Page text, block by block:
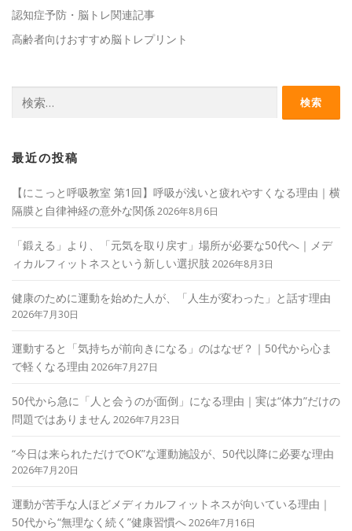
認知症予防・脳トレ関連記事
高齢者向けおすすめ脳トレプリント
索:
最近の投稿
【にこっと呼吸教室 第1回】呼吸が浅いと疲れやすくなる理由｜横
隔膜と自律神経の意外な関係2026年8月6日
「鍛える」より、「元気を取り戻す」場所が必要な50代へ｜メデ
ィカルフィットネスという新しい選択肢 2026年8月3日
健康のために運動を始めた人が、「人生が変わった」と話す理由
2026年7月30日
運動すると「気持ちが前向きになる」のはなぜ？｜50代から心ま
で軽くなる理由 2026年7月27日
50代から急に「人と会うのが面倒」になる理由｜実は“体力”だけの
問題ではありません 2026年7月23日
“今日は来られただけでOK”な運動施設が、50代以降に必要な理由
2026年7月20日
運動が苦手な人ほどメディカルフィットネスが向いている理由｜
50代から“無理なく続く”健康習慣へ2026年7月16日